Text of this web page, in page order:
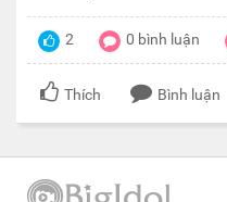
2 0 bình luận
Thích Bình luận